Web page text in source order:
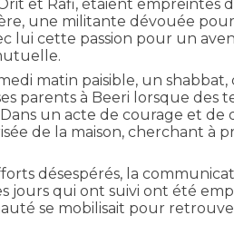
et Rafi, étaient
une militante dévouée
lui cette passion pour un
matin paisible, un
parents à Beeri lorsque des
un acte de courage et de
de la maison, cherchant
désespérés, la
jours qui ont suivi ont été
se mobilisait pour